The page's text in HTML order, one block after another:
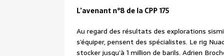
L’avenant n°8 de la CPP 175
Au regard des résultats des explorations
s’équiper, pensent des spécialistes. Le rig
stocker jusqu’à 1 million de barils. Adrien